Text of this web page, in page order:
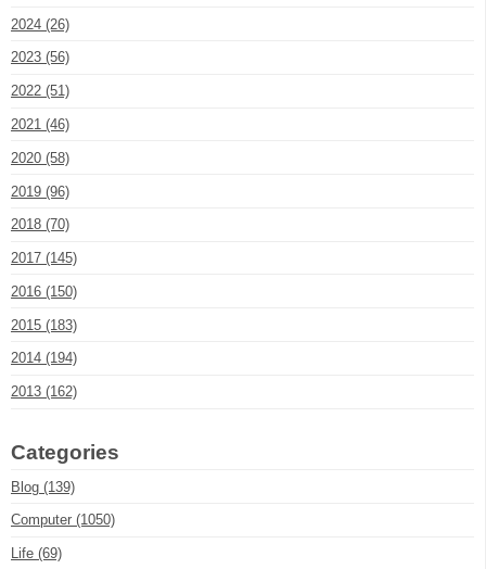
2024 (26)
2023 (56)
2022 (51)
2021 (46)
2020 (58)
2019 (96)
2018 (70)
2017 (145)
2016 (150)
2015 (183)
2014 (194)
2013 (162)
Categories
Blog (139)
Computer (1050)
Life (69)